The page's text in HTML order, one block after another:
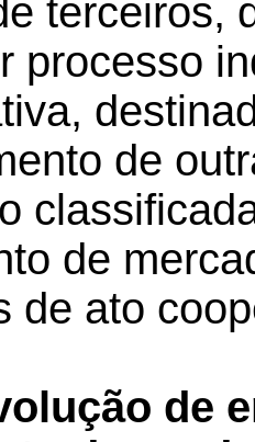
terceiros,
processo
de
de
de ato
de